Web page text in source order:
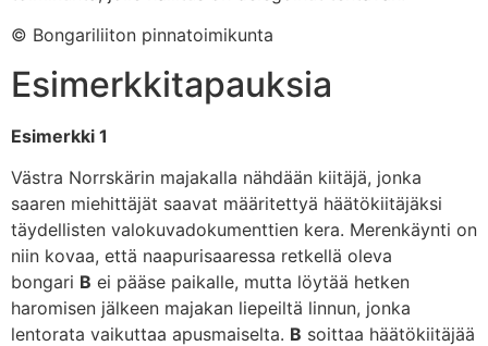
© Bongariliiton pinnatoimikunta
Esimerkkitapauksia
Esimerkki 1
Västra Norrskärin majakalla nähdään kiitäjä, jonka
saaren miehittäjät saavat määritettyä häätökiitäjäksi
täydellisten valokuvadokumenttien kera. Merenkäynti on
niin kovaa, että naapurisaaressa retkellä oleva
bongari B ei pääse paikalle, mutta löytää hetken
haromisen jälkeen majakan liepeiltä linnun, jonka
lentorata vaikuttaa apusmaiselta. B soittaa häätökiitäjää